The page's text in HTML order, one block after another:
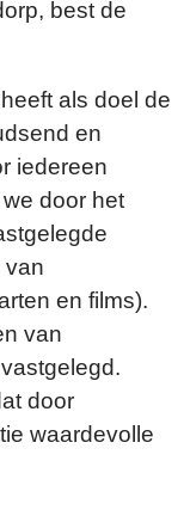
best de
als doel de
en
iedereen
door het
van
en films).
van
door
waardevolle